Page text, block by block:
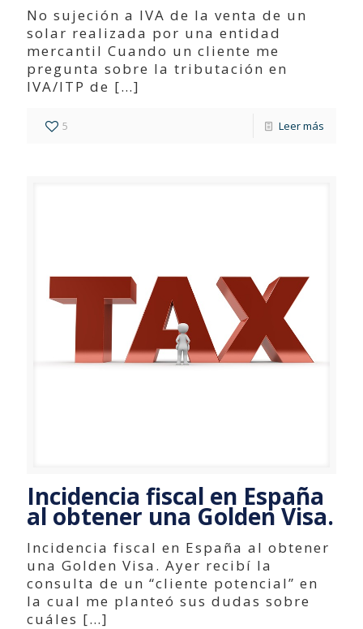
No sujeción a IVA de la venta de un
solar realizada por una entidad
mercantil Cuando un cliente me
pregunta sobre la tributación en
IVA/ITP de […]
5 Leer más
Incidencia fiscal en España
al obtener una Golden Visa.
Incidencia fiscal en España al obtener
una Golden Visa. Ayer recibí la
consulta de un “cliente potencial” en
la cual me planteó sus dudas sobre
cuáles […]